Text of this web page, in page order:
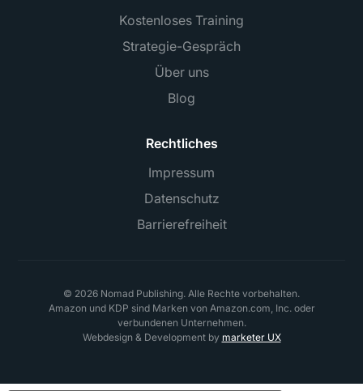
Kostenloses Training
Strategie-Gespräch
Über uns
Blog
Rechtliches
Impressum
Datenschutz
Barrierefreiheit
© 2026 Nomad Publishing. Alle Rechte vorbehalten.
Amazon und KDP sind Marken von Amazon.com, Inc. oder
verbundenen Unternehmen.
Webdesign & Development by marketer UX